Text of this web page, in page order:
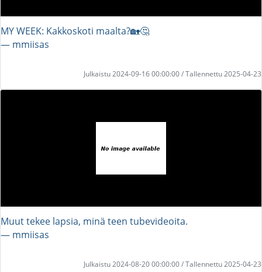
MY WEEK: Kakkoskoti maalta?🏡🤔
― mmiisas
Julkaistu 2024-09-16 00:00:00 / Tallennettu 2025-04-23
Muut tekee lapsia, minä teen tubevideoita.
― mmiisas
Julkaistu 2024-08-20 00:00:00 / Tallennettu 2025-04-23